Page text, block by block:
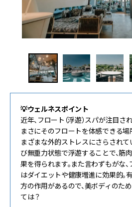
💡ウェルネスポイント
近年、フロート（浮遊）スパが注目さ
まさにそのフロートを体感できる場
まざまな外的ストレスにさらされて
び無重力状態で浮遊することで、筋
果を得られます。また言わずもがな
はダイエットや健康増進に効果的。
方の作用があるので、美ボディのた
ては？